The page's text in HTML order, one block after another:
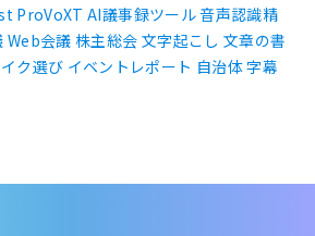
ProVoXT AI議事録ツール音声認識精
Web会議 株主総会 文字起こし 文章の書
ク選び イベントレポート 自治体字幕